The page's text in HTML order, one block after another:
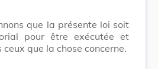
que la présente loi soit
pour être exécutée et
que la chose concerne.